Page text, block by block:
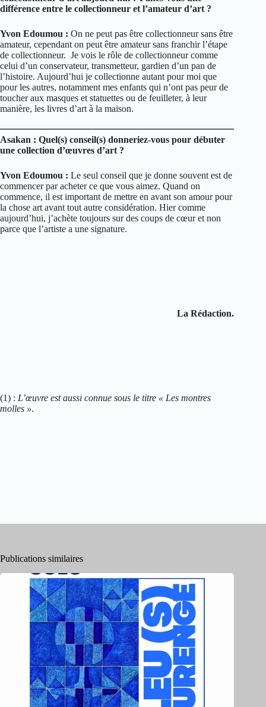
différence entre le collectionneur et l’amateur d’art ?
Yvon Edoumou : On ne peut pas être collectionneur sans être
amateur, cependant on peut être amateur sans franchir l’étape
de collectionneur. Je vois le rôle de collectionneur comme
celui d’un conservateur, transmetteur, gardien d’un pan de
l’histoire. Aujourd’hui je collectionne autant pour moi que
pour les autres, notamment mes enfants qui n’ont pas peur de
toucher aux masques et statuettes ou de feuilleter, à leur
manière, les livres d’art à la maison.
Asakan : Quel(s) conseil(s) donneriez-vous pour débuter
une collection d’œuvres d’art ?
Yvon Edoumou : Le seul conseil que je donne souvent est de
commencer par acheter ce que vous aimez. Quand on
commence, il est important de mettre en avant son amour pour
la chose art avant tout autre considération. Hier comme
aujourd’hui, j’achète toujours sur des coups de cœur et non
parce que l’artiste a une signature.
La Rédaction.
(1) : L’œuvre est aussi connue sous le titre « Les montres
molles ».
Publications similaires